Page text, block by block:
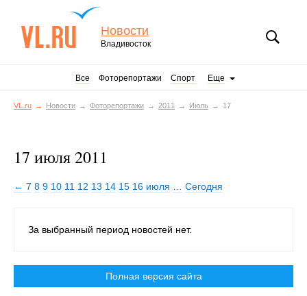
Новости
Владивосток
Все Фоторепортажи Спорт Еще
VL.ru Новости Фоторепортажи 2011 Июль 17
17 июля 2011
← 7 8 9 10 11 12 13 14 15 16 июля Сегодня
За выбранный период новостей нет.
Полная версия сайта